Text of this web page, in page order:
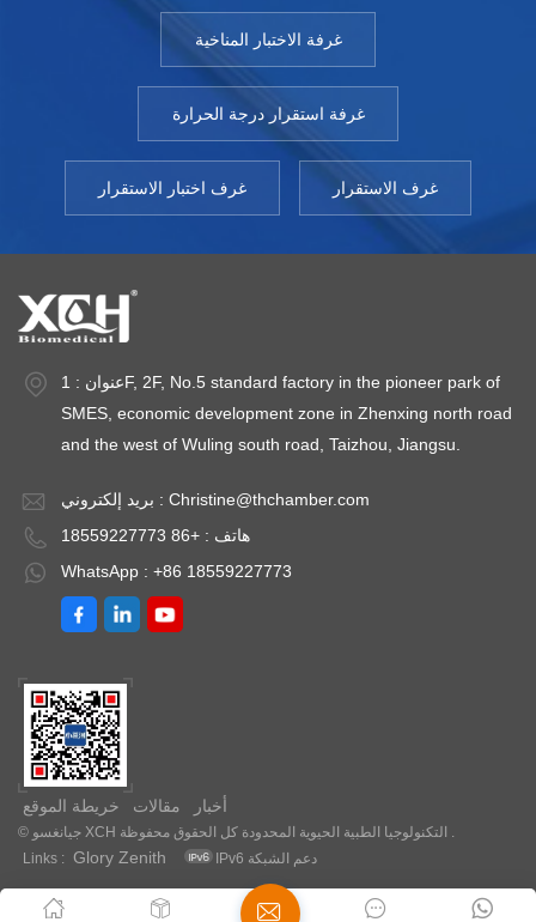
غرفة الاختبار المناخية
غرفة استقرار درجة الحرارة
غرف اختبار الاستقرار غرف الاستقرار
عنوان : 1F, 2F, No.5 standard factory in the pioneer park of
SMES, economic development zone in Zhenxing north road
and the west of Wuling south road, Taizhou, Jiangsu.
بريد إلكتروني : Christine@thchamber.com
هاتف : +86 18559227773
WhatsApp : +86 18559227773
خريطة الموقع مقالات أخبار
© جيانغسو XCH التكنولوجيا الطبية الحيوية المحدودة كل الحقوق محفوظة .
Links :
Glory Zenith IPv6 دعم الشبكة